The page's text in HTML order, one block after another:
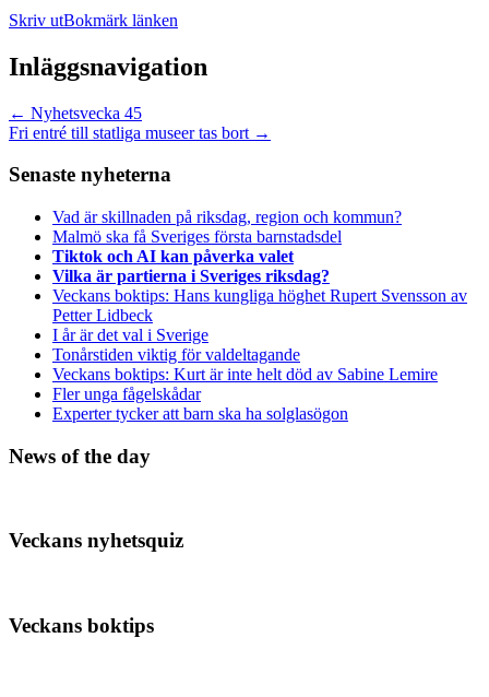
Skriv utBokmärk länken
Inläggsnavigation
← Nyhetsvecka 45
Fri entré till statliga museer tas bort →
Senaste nyheterna
Vad är skillnaden på riksdag, region och kommun?
Malmö ska få Sveriges första barnstadsdel
Tiktok och AI kan påverka valet
Vilka är partierna i Sveriges riksdag?
Veckans boktips: Hans kungliga höghet Rupert Svensson av
Petter Lidbeck
I år är det val i Sverige
Tonårstiden viktig för valdeltagande
Veckans boktips: Kurt är inte helt död av Sabine Lemire
Fler unga fågelskådar
Experter tycker att barn ska ha solglasögon
News of the day
Veckans nyhetsquiz
Veckans boktips